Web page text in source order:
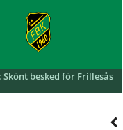
Skönt besked för Frillesås